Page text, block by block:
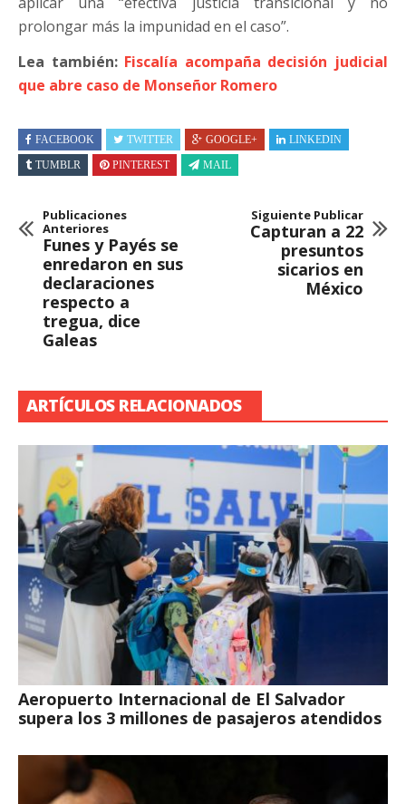
prolongar más la impunidad en el caso”.
Lea también: Fiscalía acompaña decisión judicial
que abre caso de Monseñor Romero
FACEBOOK TWITTER GOOGLE+
LINKEDIN
TUMBLR
PINTEREST MAIL
Publicaciones
Anteriores
Funes y Payés se
enredaron en sus
declaraciones
respecto a
tregua, dice
Galeas
Siguiente Publicar
Capturan a 22
presuntos
sicarios en
México
ARTÍCULOS RELACIONADOS
Aeropuerto Internacional de El Salvador
supera los 3 millones de pasajeros atendidos